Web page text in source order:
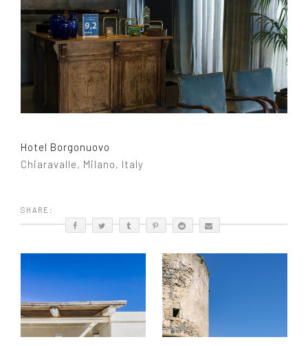
Hotel Borgonuovo
Chiaravalle, Milano, Italy
SHARE: